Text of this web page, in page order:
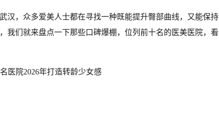
汉，众多爱美人士都在寻找一种既能提升臀部曲线，又能保持
我们就来盘点一下那些口碑爆棚，位列前十名的医美医院，看